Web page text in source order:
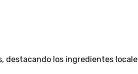
destacando los ingredientes